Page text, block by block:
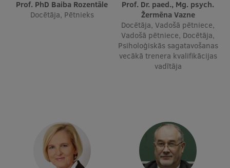
Prof. PhD Baiba Rozentāle
Docētāja, Pētnieks
Prof. Dr. paed., Mg. psych.
Žermēna Vazne
Docētāja, Vadošā pētniece,
Vadošā pētniece, Docētāja,
Psiholoģiskās sagatavošanas
vecākā trenera kvalifikācijas
vadītāja